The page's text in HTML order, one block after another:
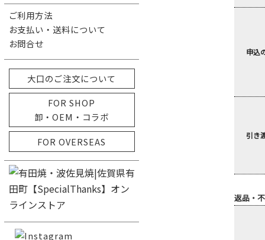
申込
引き
返品・
ご利用方法
お支払い・送料について
お問合せ
大口のご注文について
FOR SHOP
卸・OEM・コラボ
FOR OVERSEAS